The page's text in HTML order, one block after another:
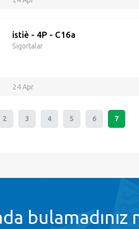
istiè - 4P - C16a
Sigortalar
24 Apr
2 3 4 5 6 7
bulamadınız